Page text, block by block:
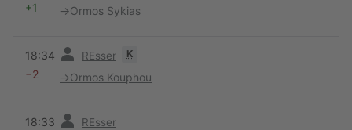
+1 →Ormos Sykias
18:34 REsser K
−2 →Ormos Kouphou
18:33 REsser